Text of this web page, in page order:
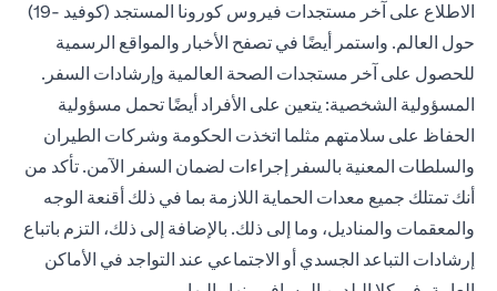
الاطلاع على آخر مستجدات فيروس كورونا المستجد (كوفيد -19)
حول العالم. واستمر أيضًا في تصفح الأخبار والمواقع الرسمية
للحصول على آخر مستجدات الصحة العالمية وإرشادات السفر.
المسؤولية الشخصية: يتعين على الأفراد أيضًا تحمل مسؤولية
الحفاظ على سلامتهم مثلما اتخذت الحكومة وشركات الطيران
والسلطات المعنية بالسفر إجراءات لضمان السفر الآمن. تأكد من
أنك تمتلك جميع معدات الحماية اللازمة بما في ذلك أقنعة الوجه
والمعقمات والمناديل، وما إلى ذلك. بالإضافة إلى ذلك، التزم باتباع
إرشادات التباعد الجسدي أو الاجتماعي عند التواجد في الأماكن